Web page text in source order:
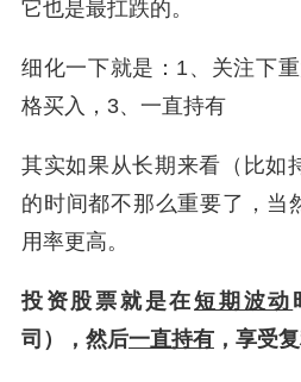
它也是最扛跌的。
细化一下就是：1、关注下
格买入，3、一直持有
其实如果从长期来看（比如
的时间都不那么重要了，当
用率更高。
投资股票就是在短期波动
司），然后一直持有 ，享受复